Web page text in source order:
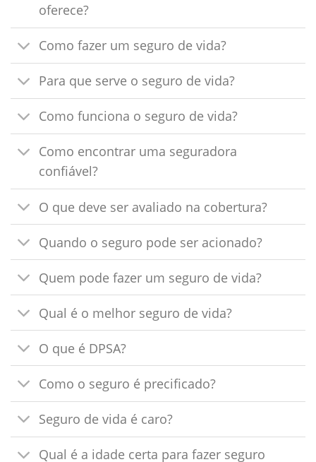
oferece?
Como fazer um seguro de vida?
Para que serve o seguro de vida?
Como funciona o seguro de vida?
Como encontrar uma seguradora
confiável?
O que deve ser avaliado na cobertura?
Quando o seguro pode ser acionado?
Quem pode fazer um seguro de vida?
Qual é o melhor seguro de vida?
O que é DPSA?
Como o seguro é precificado?
Seguro de vida é caro?
Qual é a idade certa para fazer seguro